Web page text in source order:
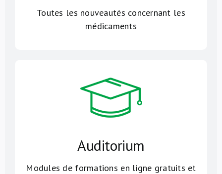
Toutes les nouveautés concernant les
médicaments
Auditorium
Modules de formations en ligne gratuits et